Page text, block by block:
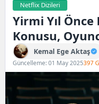
Netflix Dizileri
Yirmi Yıl Önce
Konusu,
Kemal Ege Aktaş
Güncelleme: 01 May 2025397